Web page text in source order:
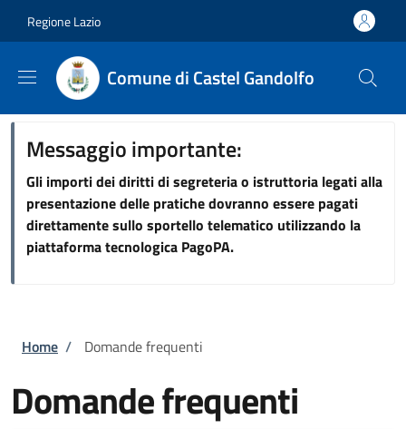
Regione Lazio
Comune di Castel Gandolfo
Messaggio importante:
Gli importi dei diritti di segreteria o istruttoria legati alla
presentazione delle pratiche dovranno essere pagati
direttamente sullo sportello telematico utilizzando la
piattaforma tecnologica PagoPA.
Briciole di pane
Home / Domande frequenti
Domande frequenti